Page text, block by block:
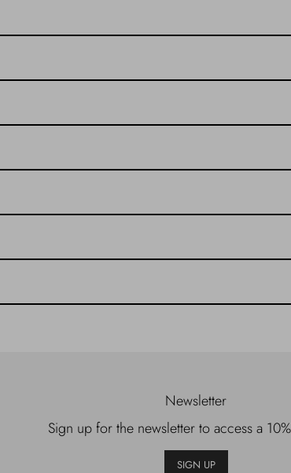
Newsletter
Sign up for the newsletter to access a
SIGN UP